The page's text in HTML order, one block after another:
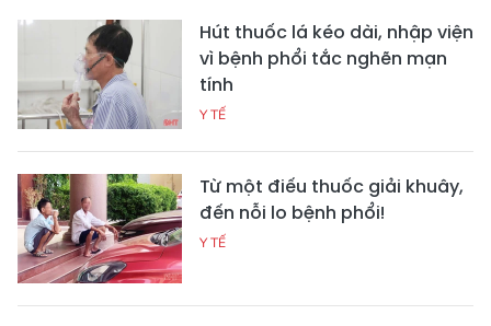
Hút thuốc lá kéo dài, nhập viện
vì bệnh phổi tắc nghẽn mạn
tính
Y TẾ
Từ một điếu thuốc giải khuây,
đến nỗi lo bệnh phổi!
Y TẾ